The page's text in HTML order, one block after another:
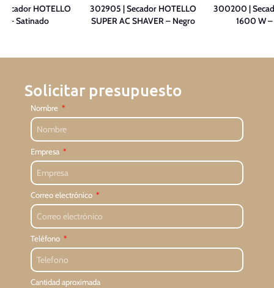
HOTELLO
– Satinado
302905 | Secador HOTELLO
SUPER AC SHAVER – Negro
300200 |
1600 W
Solicitar presupuesto
Nombre
Empresa
Correo electrónico
Teléfono
Cantidad aproximada